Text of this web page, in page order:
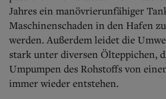
Jahres ein manövrierunfähiger
Maschinenschaden in den Hafen
werden. Außerdem leidet die
stark unter diversen Ölteppichen,
Umpumpen des Rohstoffs von
immer wieder entstehen.